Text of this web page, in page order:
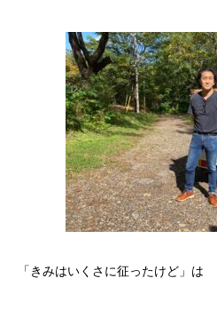
「きみはいくさに征ったけど」は